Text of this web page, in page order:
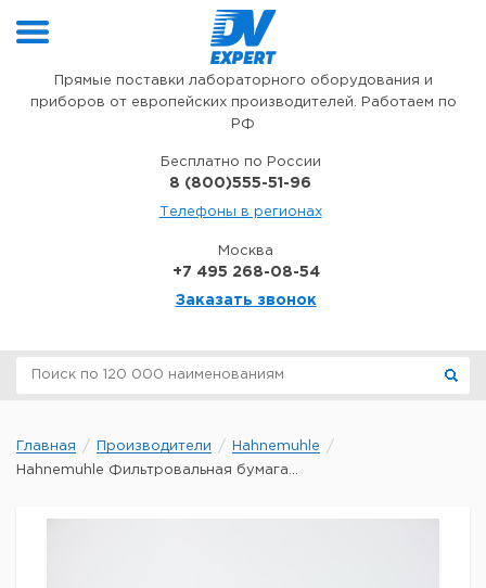
Прямые поставки лабораторного оборудования и
приборов от европейских производителей. Работаем по
РФ
Бесплатно по России
8 (800)555-51-96
Телефоны в регионах
Москва
+7 495 268-08-54
Заказать звонок
Главная Производители
Hahnemuhle
Hahnemuhle Фильтровальная бумага...